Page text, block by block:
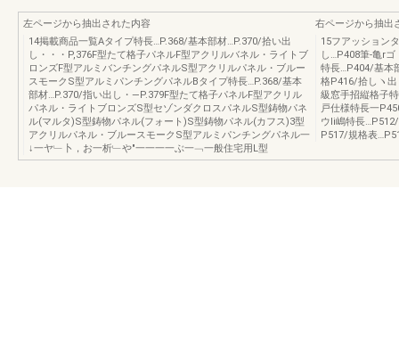
左ページから抽出された内容
14掲載商品一覧Aタイプ特長…P.368/基本部材…P.370/拾い出
し・・・P,376F型たて格子パネルF型アクリルバネル・ライトブ
ロンズF型アルミバンチングパネルS型アクリルパネル・ブルー
スモークS型アルミパンチングパネルBタイプ特長…P.368/基本
部材…P.370/指い出し・―P.379F型たて格子パネルF型アクリル
パネル・ライトブロンズS型セゾンダクロスパネルS型鋳物パネ
ル(マルタ)S型鋳物パネル(フォート)S型鋳物パネル(カフス)3型
アクリルパネル・ブルースモークS型アルミパンチングパネル一
↓一ヤ﹂卜，お一析﹂や″一一一一ぶ一﹁一般住宅用L型
右ページから抽出
15フアッション
し…P408筆‐亀r
特長…P404/基本
格P416/拾しヽ
級窓手招縦格子
戸仕様特長一
ウli嶋特長
P517/規格表